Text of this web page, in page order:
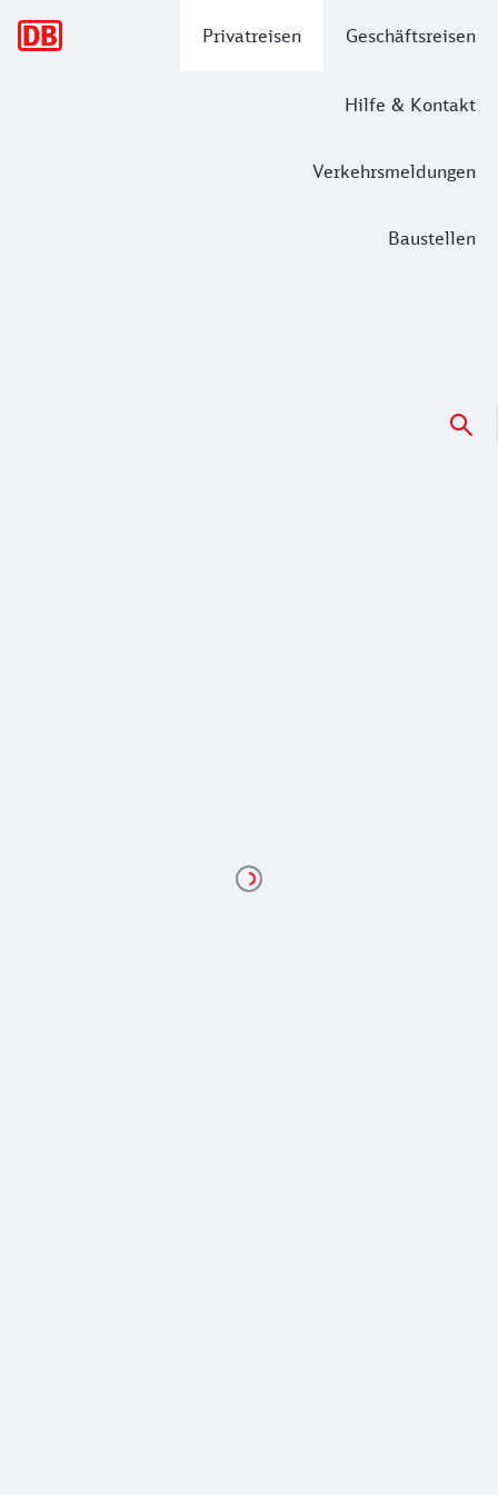
Privatreisen Geschäftsreisen
Hilfe & Kontakt
Verkehrsmeldungen
Baustellen